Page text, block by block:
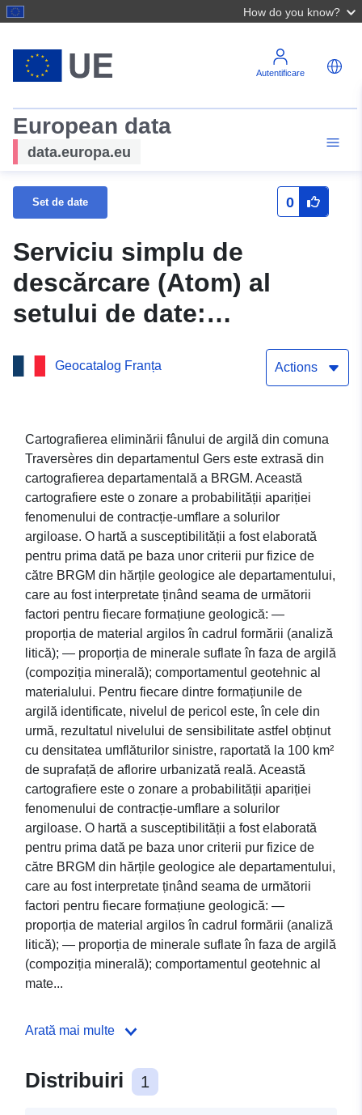
How do you know?
Autentificare
European data
data.europa.eu
Set de date 0
Serviciu simplu de
descărcare (Atom) al
setului de date:
Geocatalog Franța Actions
Cartografierea eliminării fânului de argilă din comuna
Traversères din departamentul Gers este extrasă din
cartografierea departamentală a BRGM. Această
cartografiere este o zonare a probabilității apariției
fenomenului de contracție-umflare a solurilor
argiloase. O hartă a susceptibilității a fost elaborată
pentru prima dată pe baza unor criterii pur fizice de
către BRGM din hărțile geologice ale departamentului,
care au fost interpretate ținând seama de următorii
factori pentru fiecare formațiune geologică: —
proporția de material argilos în cadrul formării (analiză
litică); — proporția de minerale suflate în faza de argilă
(compoziția minerală); comportamentul geotehnic al
materialului. Pentru fiecare dintre formațiunile de
argilă identificate, nivelul de pericol este, în cele din
urmă, rezultatul nivelului de sensibilitate astfel obținut
cu densitatea umflăturilor sinistre, raportată la 100 km²
de suprafață de aflorire urbanizată reală. Această
cartografiere este o zonare a probabilității apariției
fenomenului de contracție-umflare a solurilor
argiloase. O hartă a susceptibilității a fost elaborată
pentru prima dată pe baza unor criterii pur fizice de
către BRGM din hărțile geologice ale departamentului,
care au fost interpretate ținând seama de următorii
factori pentru fiecare formațiune geologică: —
proporția de material argilos în cadrul formării (analiză
litică); — proporția de minerale suflate în faza de argilă
(compoziția minerală); comportamentul geotehnic al
mate...
Arată mai multe
Distribuiri 1